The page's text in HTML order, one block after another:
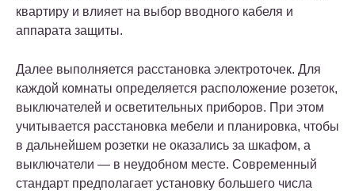
квартиру и влияет на выбор вводного кабеля и
аппарата защиты.
Далее выполняется расстановка электроточек. Для
каждой комнаты определяется расположение розеток,
выключателей и осветительных приборов. При этом
учитывается расстановка мебели и планировка, чтобы
в дальнейшем розетки не оказались за шкафом, а
выключатели — в неудобном месте. Современный
стандарт предполагает установку большего числа